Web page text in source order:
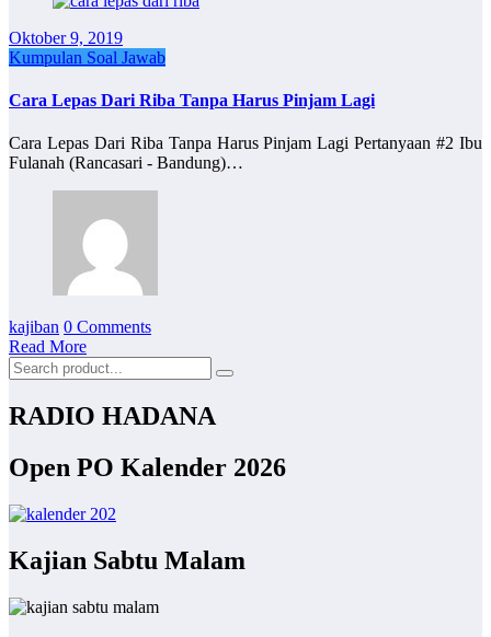
Oktober 9, 2019
Kumpulan Soal Jawab
Cara Lepas Dari Riba Tanpa Harus Pinjam Lagi
Cara Lepas Dari Riba Tanpa Harus Pinjam Lagi Pertanyaan #2 Ibu
Fulanah (Rancasari - Bandung)…
kajiban 0 Comments
Read More
RADIO HADANA
Open PO Kalender 2026
Kajian Sabtu Malam